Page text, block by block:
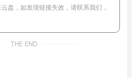
盘，如发现链接失效，请联系我们，
THE END